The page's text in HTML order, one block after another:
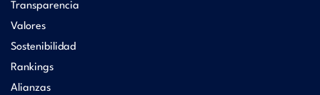
Transparencia
Valores
Sostenibilidad
Rankings
Alianzas